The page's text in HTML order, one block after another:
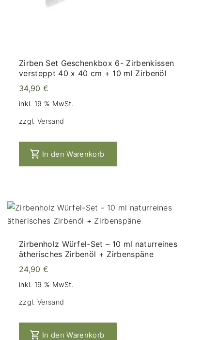
Zirben Set Geschenkbox 6- Zirbenkissen
versteppt 40 x 40 cm + 10 ml Zirbenöl
34,90 €
inkl. 19 % MwSt.
zzgl. Versand
In den Warenkorb
Zirbenholz Würfel-Set – 10 ml naturreines
ätherisches Zirbenöl + Zirbenspäne
24,90 €
inkl. 19 % MwSt.
zzgl. Versand
In den Warenkorb